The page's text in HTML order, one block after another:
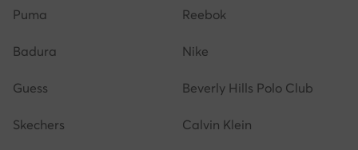
Puma Reebok
Badura Nike
Guess Beverly Hills Polo Club
Skechers Calvin Klein